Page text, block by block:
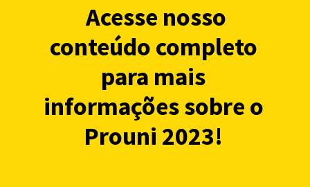
Acesse nosso
conteúdo completo
para mais
informações sobre o
Prouni 2023!